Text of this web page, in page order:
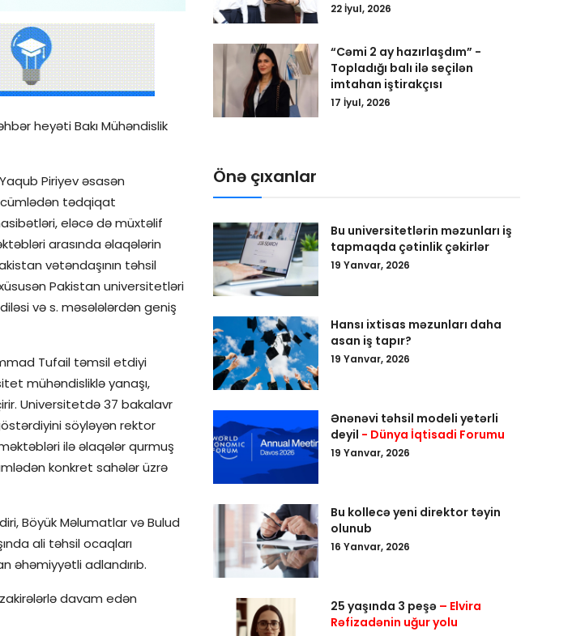
heyəti Bakı Mühəndislik
Piriyev əsasən
cümlədən tədqiqat
eləcə də müxtəlif
arasında əlaqələrin
vətəndaşının təhsil
Pakistan universitetləri
və s. məsələlərdən geniş
Tufail təmsil etdiyi
mühəndisliklə yanaşı,
Universitetdə 37 bakalavr
söyləyən rektor
ilə əlaqələr qurmuş
konkret sahələr üzrə
Böyük Məlumatlar və Bulud
ali təhsil ocaqları
əhəmiyyətli adlandırıb.
davam edən
22 İyul, 2026
“Cəmi 2 ay hazırlaşdım” -
Topladığı balı ilə seçilən
imtahan iştirakçısı
17 İyul, 2026
Önə çıxanlar
Bu universitetlərin məzunları iş
tapmaqda çətinlik çəkirlər
19 Yanvar, 2026
Hansı ixtisas məzunları daha
asan iş tapır?
19 Yanvar, 2026
Ənənəvi təhsil modeli yetərli
deyil - Dünya İqtisadi Forumu
19 Yanvar, 2026
Bu kollecə yeni direktor təyin
olunub
16 Yanvar, 2026
25 yaşında 3 peşə – Elvira
Rəfizadənin uğur yolu